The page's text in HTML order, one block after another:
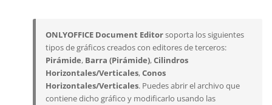
ONLYOFFICE Document Editorsoporta los siguientes
tipos de gráficos creados con editores de terceros:
Pirámide, Barra (Pirámide),Cilindros
Horizontales/Verticales,Conos
Horizontales/Verticales. Puedes abrir el archivo que
contiene dicho gráfico y modificarlo usando las